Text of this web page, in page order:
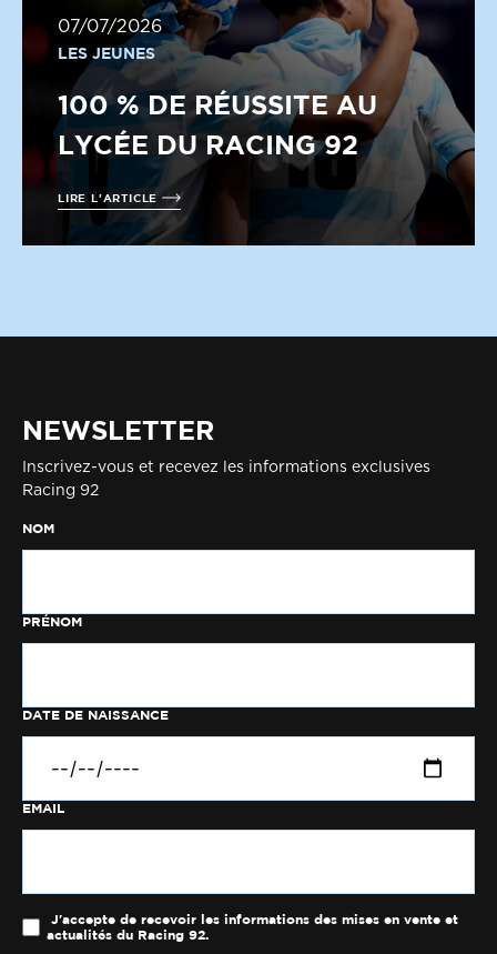
07/07/2026
LES JEUNES
100 % DE RÉUSSITE AU
LYCÉE DU RACING 92
LIRE L'ARTICLE
NEWSLETTER
Inscrivez-vous et recevez les informations exclusives
Racing 92
NOM
PRÉNOM
DATE DE NAISSANCE
EMAIL
J'accepte de recevoir les informations des mises en vente et
actualités du Racing 92.